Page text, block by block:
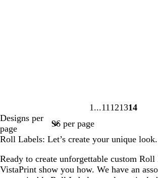
Page
1
1
Page
11 Page
12 Page
13 Page
14
Designs per
page
Roll Labels: Let’s create your unique look.
Ready to create unforgettable custom Roll
VistaPrint show you how. We have an